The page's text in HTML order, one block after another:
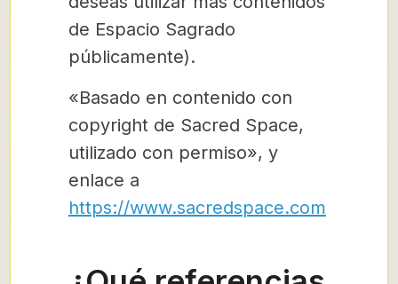
de Espacio Sagrado
públicamente).
«Basado en contenido con
copyright de Sacred Space,
utilizado con permiso», y
enlace a
https://www.sacredspace.com